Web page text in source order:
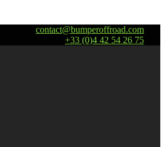
contact@bumperoffroad.com
+33 (0)4 42 54 26 75